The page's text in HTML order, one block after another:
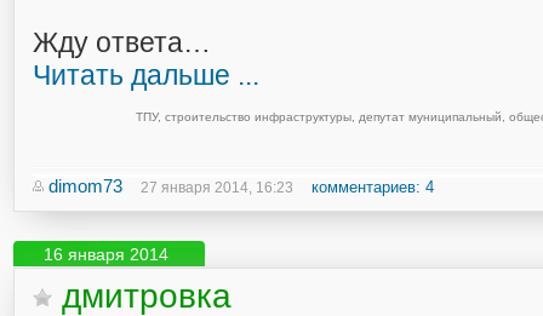
Жду ответа…
Читать дальше ...
ТПУ, строительство инфраструктуры, депутат муниципальный
dimom73 27 января 2014, 16:23 комментариев: 4
16 января 2014
дмитровка